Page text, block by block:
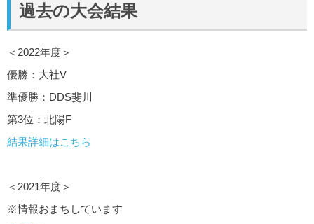
過去の大会結果
＜2022年度＞
優勝：大社V
準優勝：DDS斐川
第3位：北陽F
結果詳細はこちら
＜2021年度＞
※情報おまちしています